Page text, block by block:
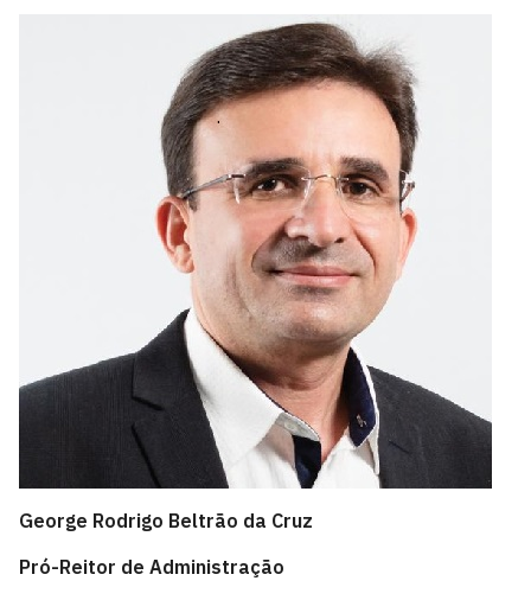
George Rodrigo Beltrão da Cruz
Pró-Reitor de Administração